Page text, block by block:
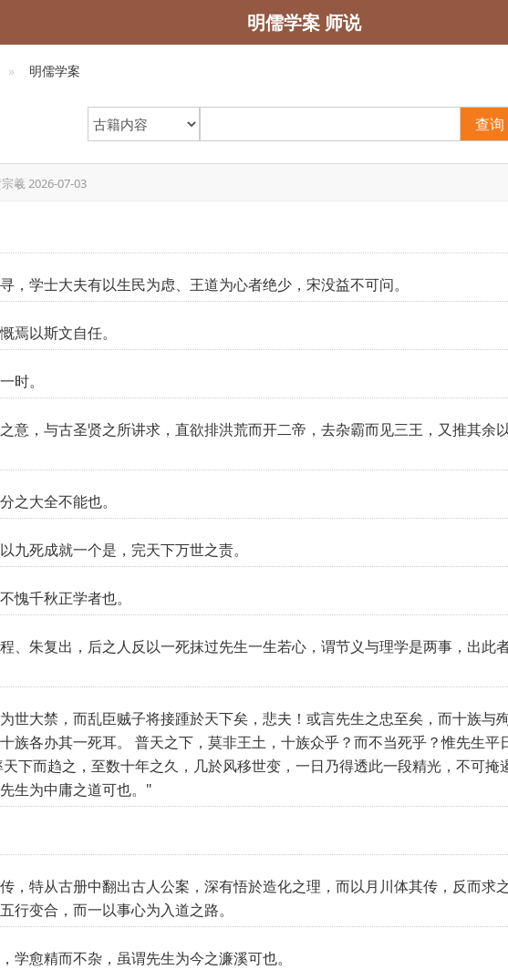
明儒学案 师说
明儒学案
查询
羲2026-07-03
，学士大夫有以生民为虑、王道为心者绝少，宋没益不可问。
焉以斯文自任。
时。
意，与古圣贤之所讲求，直欲排洪荒而开二帝，去杂霸而见三王，又推其余
之大全不能也。
九死成就一个是，完天下万世之责。
愧千秋正学者也。
、朱复出，后之人反以一死抹过先生一生若心，谓节义与理学是两事，出此
世大禁，而乱臣贼子将接踵於天下矣，悲夫！或言先生之忠至矣，而十族与
族各办其一死耳。 普天之下，莫非王土，十族众乎？而不当死乎？惟先生
下而趋之，至数十年之久，几於风移世变，一日乃得透此一段精光，不可
生为中庸之道可也。"
，特从古册中翻出古人公案，深有悟於造化之理，而以月川体其传，反而求
行变合，而一以事心为入道之路。
学愈精而不杂，虽谓先生为今之濂溪可也。